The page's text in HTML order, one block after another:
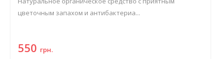
цветочным запахом и антибактериа...
550 грн.